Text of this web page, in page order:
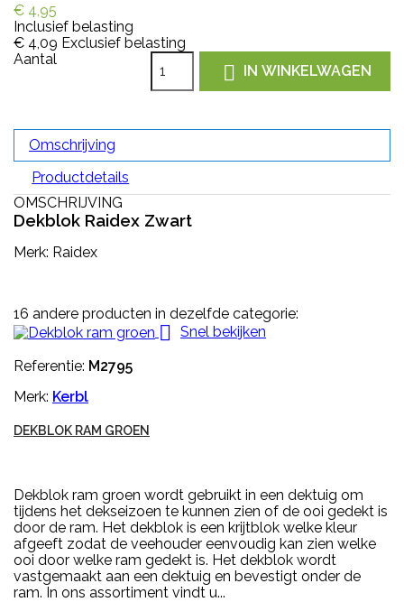
€ 4,95
Inclusief belasting
€ 4,09 Exclusief belasting
Aantal
 IN WINKELWAGEN
Omschrijving
Productdetails
OMSCHRIJVING
Dekblok Raidex Zwart
Merk: Raidex
16 andere producten in dezelfde categorie:
 Snel bekijken
Referentie: M2795
Merk: Kerbl
DEKBLOK RAM GROEN
Dekblok ram groen wordt gebruikt in een dektuig om
tijdens het dekseizoen te kunnen zien of de ooi gedekt is
door de ram. Het dekblok is een krijtblok welke kleur
afgeeft zodat de veehouder eenvoudig kan zien welke
ooi door welke ram gedekt is. Het dekblok wordt
vastgemaakt aan een dektuig en bevestigt onder de
ram. In ons assortiment vindt u...